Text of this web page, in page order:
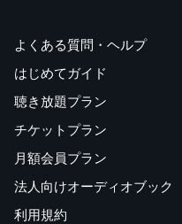
よくある質問・ヘルプ
はじめてガイド
聴き放題プラン
チケットプラン
月額会員プラン
法人向けオーディオブック
利用規約